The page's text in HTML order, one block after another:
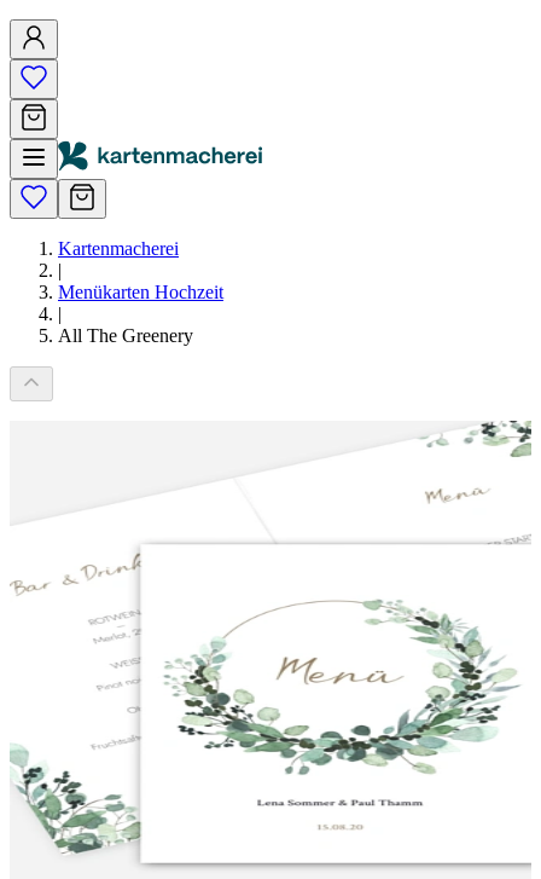
Kartenmacherei
|
Menükarten Hochzeit
|
All The Greenery